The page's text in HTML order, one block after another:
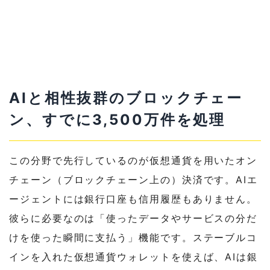
AIと相性抜群のブロックチェー
ン、すでに3,500万件を処理
この分野で先行しているのが仮想通貨を用いたオン
チェーン（ブロックチェーン上の）決済です。AIエ
ージェントには銀行口座も信用履歴もありません。
彼らに必要なのは「使ったデータやサービスの分だ
けを使った瞬間に支払う」機能です。ステーブルコ
インを入れた仮想通貨ウォレットを使えば、AIは銀